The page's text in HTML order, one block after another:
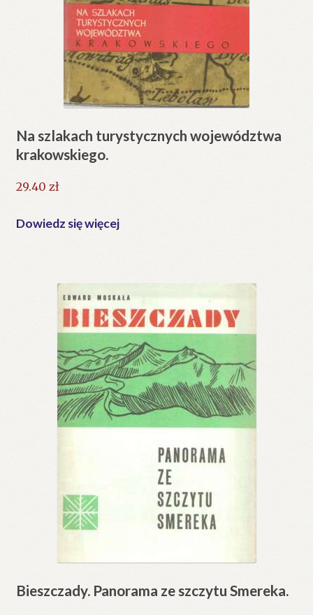
Na szlakach turystycznych województwa
krakowskiego.
29.40 zł
Dowiedz się więcej
Bieszczady. Panorama ze szczytu Smereka.